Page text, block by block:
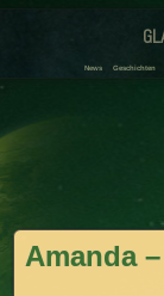
News Geschichten
Amanda